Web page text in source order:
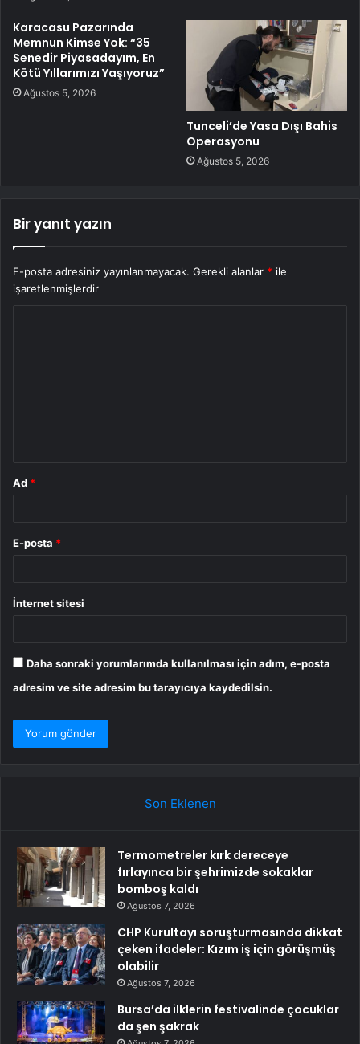
Karacasu Pazarında
Memnun Kimse Yok: “35
Senedir Piyasadayım, En
Kötü Yıllarımızı Yaşıyoruz”
Ağustos 5, 2026
Tunceli’de Yasa Dışı Bahis
Operasyonu
Ağustos 5, 2026
Bir yanıt yazın
E-posta adresiniz yayınlanmayacak. Gerekli alanlar * ile
işaretlenmişlerdir
Ad *
E-posta *
İnternet sitesi
Daha sonraki yorumlarımda kullanılması için adım, e-posta
adresim ve site adresim bu tarayıcıya kaydedilsin.
Son Eklenen
Termometreler kırk dereceye
fırlayınca bir şehrimizde sokaklar
bomboş kaldı
Ağustos 7, 2026
CHP Kurultayı soruşturmasında dikkat
çeken ifadeler: Kızım iş için görüşmüş
olabilir
Ağustos 7, 2026
Bursa’da ilklerin festivalinde çocuklar
da şen şakrak